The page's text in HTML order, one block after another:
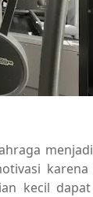
karena
kecil